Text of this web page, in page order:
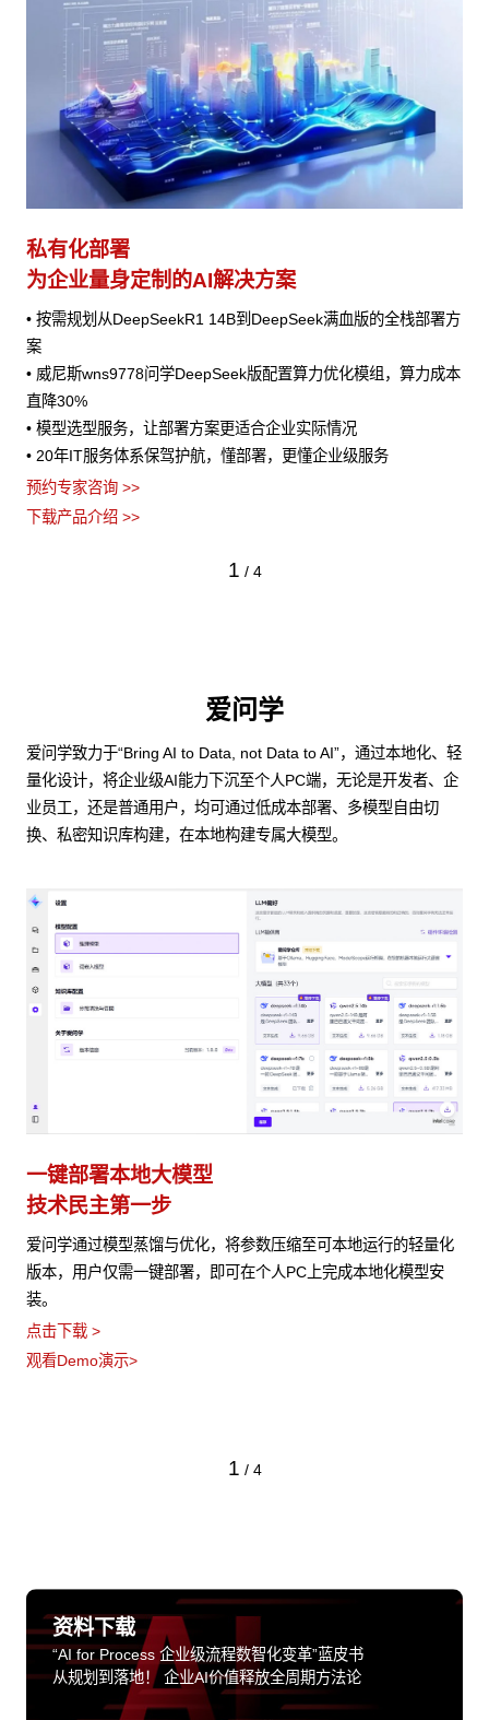
私有化部署
为企业量身定制的AI解决方案
• 按需规划从DeepSeekR1 14B到DeepSeek满血版的全栈部署方
案
• 威尼斯wns9778问学DeepSeek版配置算力优化模组，算力成本
直降30%
• 模型选型服务，让部署方案更适合企业实际情况
• 20年IT服务体系保驾护航，懂部署，更懂企业级服务
预约专家咨询 >>
下载产品介绍 >>
1 / 4
爱问学
爱问学致力于“Bring AI to Data, not Data to AI”，通过本地化、轻
量化设计，将企业级AI能力下沉至个人PC端，无论是开发者、企
业员工，还是普通用户，均可通过低成本部署、多模型自由切
换、私密知识库构建，在本地构建专属大模型。
一键部署本地大模型
技术民主第一步
爱问学通过模型蒸馏与优化，将参数压缩至可本地运行的轻量化
版本，用户仅需一键部署，即可在个人PC上完成本地化模型安
装。
点击下载 >
观看Demo演示>
1 / 4
资料下载
“AI for Process 企业级流程数智化变革”蓝皮书
从规划到落地！ 企业AI价值释放全周期方法论